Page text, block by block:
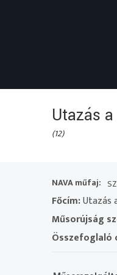
Utazás
(12)
NAVA műfaj:
Főcím:Utazás
Műsorújság
Összefoglaló